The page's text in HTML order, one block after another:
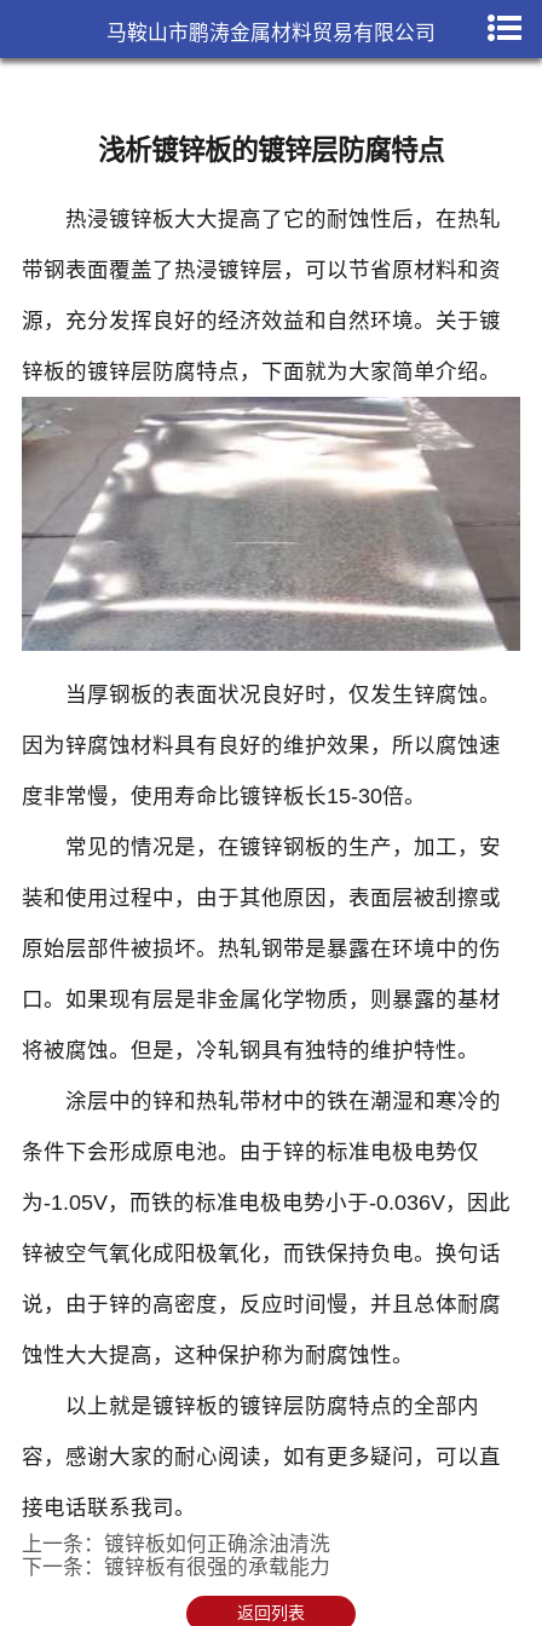
马鞍山市鹏涛金属材料贸易有限公司
浅析镀锌板的镀锌层防腐特点
热浸镀锌板大大提高了它的耐蚀性后，在热轧
带钢表面覆盖了热浸镀锌层，可以节省原材料和资
源，充分发挥良好的经济效益和自然环境。关于镀
锌板的镀锌层防腐特点，下面就为大家简单介绍。
当厚钢板的表面状况良好时，仅发生锌腐蚀。
因为锌腐蚀材料具有良好的维护效果，所以腐蚀速
度非常慢，使用寿命比镀锌板长15-30倍。
常见的情况是，在镀锌钢板的生产，加工，安
装和使用过程中，由于其他原因，表面层被刮擦或
原始层部件被损坏。热轧钢带是暴露在环境中的伤
口。如果现有层是非金属化学物质，则暴露的基材
将被腐蚀。但是，冷轧钢具有独特的维护特性。
涂层中的锌和热轧带材中的铁在潮湿和寒冷的
条件下会形成原电池。由于锌的标准电极电势仅
为-1.05V，而铁的标准电极电势小于-0.036V，因此
锌被空气氧化成阳极氧化，而铁保持负电。换句话
说，由于锌的高密度，反应时间慢，并且总体耐腐
蚀性大大提高，这种保护称为耐腐蚀性。
以上就是镀锌板的镀锌层防腐特点的全部内
容，感谢大家的耐心阅读，如有更多疑问，可以直
接电话联系我司。
上一条： 镀锌板如何正确涂油清洗
下一条： 镀锌板有很强的承载能力
返回列表